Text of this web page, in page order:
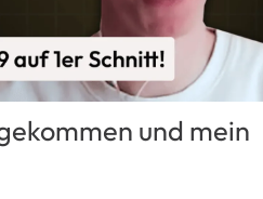
und mein